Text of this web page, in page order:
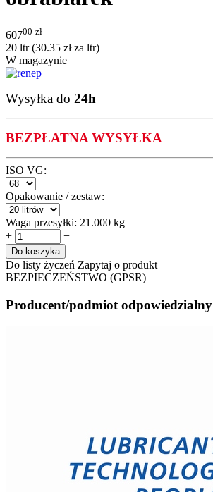
60700 zł
20 ltr (30.35 złza ltr)
W magazynie
Wysyłka do 24h
BEZPŁATNA WYSYŁKA
ISO VG:
Opakowanie / zestaw:
Waga przesyłki: 21.000 kg
+
−
Do koszyka
Do listy życzeń Zapytaj o produkt
BEZPIECZEŃSTWO (GPSR)
Producent/podmiot odpowiedzialny